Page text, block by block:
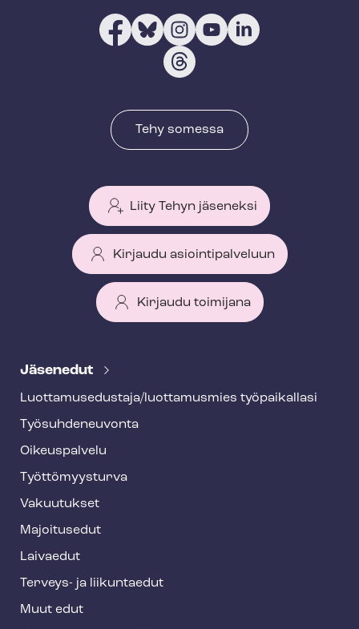
Tehy somessa
Liity Tehyn jäseneksi
Kirjaudu asiointipalveluun
Kirjaudu toimijana
e
f
o
o
t
e
Jäsenedut
Luot­ta­muse­dus­ta­ja/luottamusmies työpaikallasi
Työ­suh­de­neu­von­ta
Oikeuspalvelu
Työt­tö­myys­tur­va
Vakuutukset
Majoitusedut
Laivaedut
Terveys- ja liikuntaedut
Muut edut